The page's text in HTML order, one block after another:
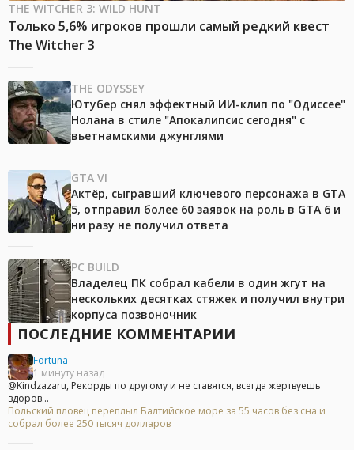
THE WITCHER 3: WILD HUNT
Только 5,6% игроков прошли самый редкий квест
The Witcher 3
THE ODYSSEY
Ютубер снял эффектный ИИ-клип по "Одиссее"
Нолана в стиле "Апокалипсис сегодня" с
вьетнамскими джунглями
GTA VI
Актёр, сыгравший ключевого персонажа в GTA
5, отправил более 60 заявок на роль в GTA 6 и
ни разу не получил ответа
PC BUILD
Владелец ПК собрал кабели в один жгут на
нескольких десятках стяжек и получил внутри
корпуса позвоночник
ПОСЛЕДНИЕ КОММЕНТАРИИ
Fortuna
1 минуту назад
@Kindzazaru, Рекорды по другому и не ставятся, всегда жертвуешь
здоров...
Польский пловец переплыл Балтийское море за 55 часов без сна и
собрал более 250 тысяч долларов